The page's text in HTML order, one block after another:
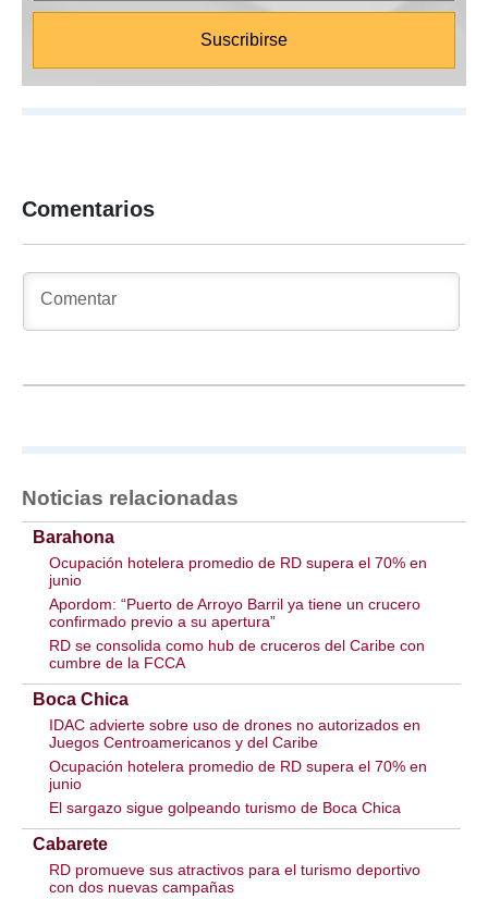
Comentarios
Noticias relacionadas
Barahona
Ocupación hotelera promedio de RD supera el 70% en
junio
Apordom: “Puerto de Arroyo Barril ya tiene un crucero
confirmado previo a su apertura”
RD se consolida como hub de cruceros del Caribe con
cumbre de la FCCA
Boca Chica
IDAC advierte sobre uso de drones no autorizados en
Juegos Centroamericanos y del Caribe
Ocupación hotelera promedio de RD supera el 70% en
junio
El sargazo sigue golpeando turismo de Boca Chica
Cabarete
RD promueve sus atractivos para el turismo deportivo
con dos nuevas campañas